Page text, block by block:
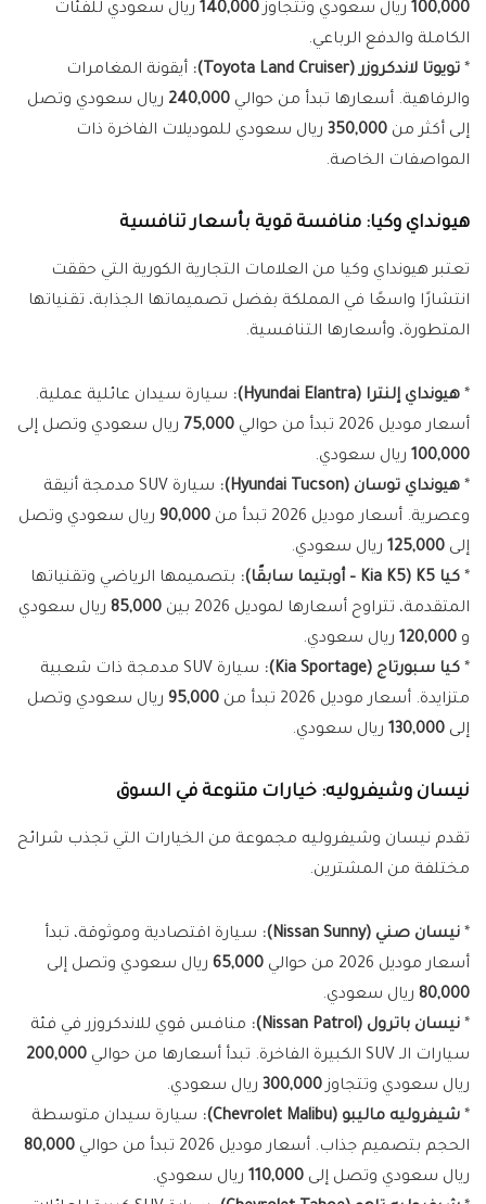
100,000 ريال سعودي وتتجاوز140,000 ريال سعودي للفئات
الكاملة والدفع الرباعي.
* تويوتا لاندكروزر (Toyota Land Cruiser):
أيقونة المغامرات
والرفاهية. أسعارها تبدأ من حوالي 240,000 ريال سعودي وتصل
إلى أكثر من 350,000 ريال سعودي للموديلات الفاخرة ذات
المواصفات الخاصة.
هيونداي وكيا: منافسة قوية بأسعار تنافسية
تعتبر هيونداي وكيا من العلامات التجارية الكورية التي حققت
انتشارًا واسعًا في المملكة بفضل تصميماتها الجذابة، تقنياتها
المتطورة، وأسعارها التنافسية.
* هيونداي إلنترا (Hyundai Elantra):
سيارة سيدان عائلية عملية.
أسعار موديل 2026 تبدأ من حوالي
75,000 ريال سعودي وتصل إلى
100,000 ريال سعودي.
* هيونداي توسان (Hyundai Tucson):
سيارة SUV مدمجة أنيقة
وعصرية. أسعار موديل 2026 تبدأ من
90,000 ريال سعودي وتصل
إلى 125,000 ريال سعودي.
* كيا K5 (Kia K5 – أوبتيما سابقًا):
بتصميمها الرياضي وتقنياتها
المتقدمة، تتراوح أسعارها لموديل 2026 بين
85,000 ريال سعودي
و 120,000 ريال سعودي.
* كيا سبورتاج (Kia Sportage):
سيارة SUV مدمجة ذات شعبية
متزايدة. أسعار موديل 2026 تبدأ من
95,000 ريال سعودي وتصل
إلى 130,000 ريال سعودي.
نيسان وشيفروليه: خيارات متنوعة في السوق
تقدم نيسان وشيفروليه مجموعة من الخيارات التي تجذب شرائح
مختلفة من المشترين.
* نيسان صني (Nissan Sunny):
سيارة اقتصادية وموثوقة، تبدأ
أسعار موديل 2026 من حوالي
65,000 ريال سعودي وتصل إلى
80,000 ريال سعودي.
* نيسان باترول (Nissan Patrol):
منافس قوي للاندكروزر في فئة
سيارات الـ SUV الكبيرة الفاخرة. تبدأ أسعارها من حوالي
200,000
ريال سعودي وتتجاوز300,000 ريال سعودي.
* شيفروليه ماليبو (Chevrolet Malibu):
سيارة سيدان متوسطة
الحجم بتصميم جذاب. أسعار موديل 2026 تبدأ من حوالي
80,000
ريال سعودي وتصل إلى 110,000 ريال سعودي.